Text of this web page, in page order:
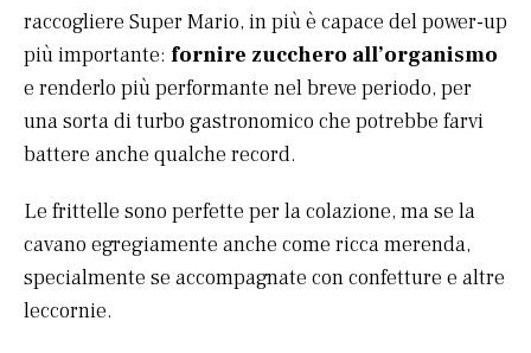
raccogliere Super Mario, in più è capace del power-up
più importante: fornire zucchero all’organismo
e renderlo più performante nel breve periodo, per
una sorta di turbo gastronomico che potrebbe farvi
battere anche qualche record.
Le frittelle sono perfette per la colazione, ma se la
cavano egregiamente anche come ricca merenda,
specialmente se accompagnate con confetture e altre
leccornie.